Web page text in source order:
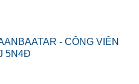
- CÔNG VIÊN
5N4Đ